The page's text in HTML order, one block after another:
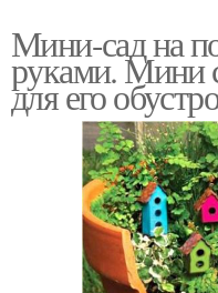
Мини-сад на
руками. Мини
для его